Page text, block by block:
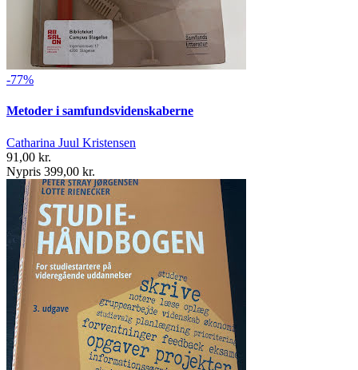
-77%
Metoder i samfundsvidenskaberne
Catharina Juul Kristensen
91,00 kr.
Nypris 399,00 kr.